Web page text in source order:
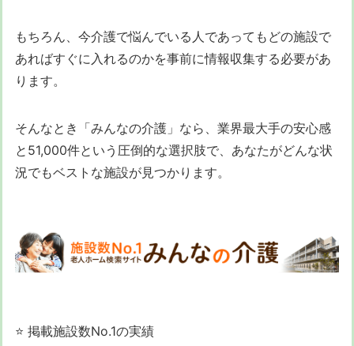
もちろん、今介護で悩んでいる人であってもどの施設で
あればすぐに入れるのかを事前に情報収集する必要があ
ります。
そんなとき「みんなの介護」なら、業界最大手の安心感
と51,000件という圧倒的な選択肢で、あなたがどんな状
況でもベストな施設が見つかります。
⭐ 掲載施設数No.1の実績